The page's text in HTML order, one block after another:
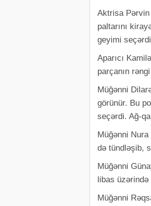
Aktrisa Pərvin
paltarını
geyimi
Aparıcı
parçanın
Müğənni
görünür. Bu
seçərdi. Ağ-
Müğənni
də tündləşib,
Müğənni
libas
Müğənni